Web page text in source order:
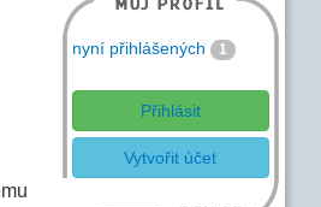
nyní přihlášených 1
Přihlásit
Vytvořit účet